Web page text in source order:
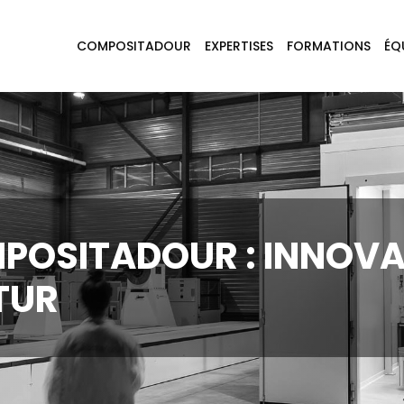
COMPOSITADOUR
EXPERTISES FORMATIONS
: